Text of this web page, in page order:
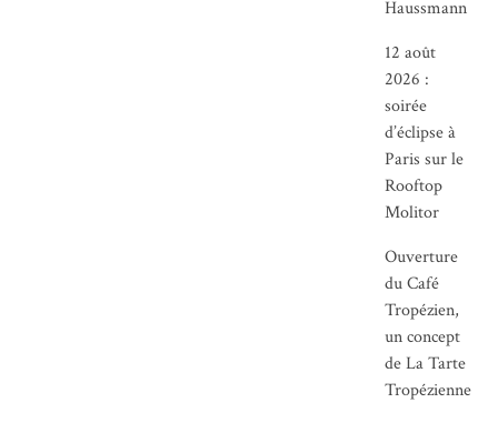
Haussmann
12 août
2026 :
soirée
d’éclipse à
Paris sur le
Rooftop
Molitor
Ouverture
du Café
Tropézien,
un concept
de La Tarte
Tropézienne